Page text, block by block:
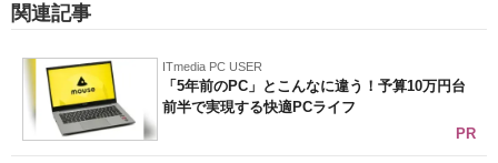
関連記事
ITmedia PC USER
「5年前のPC」とこんなに違う！予算10万円台
前半で実現する快適PCライフ
PR